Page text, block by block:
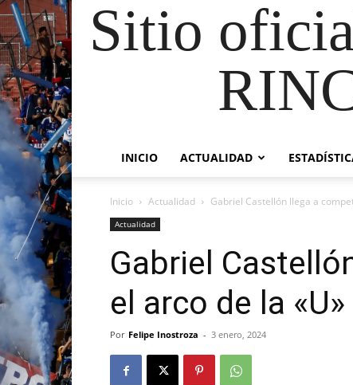
Sitio
INICIO ACTUALIDAD
Inicio Actualidad Gabriel Castellón llega a
Actualidad
Gabriel
el arco de la «U»
Por Felipe Inostroza - 3 enero, 2024